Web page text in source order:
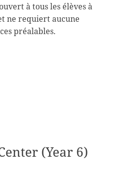
à tous les élèves à
ne requiert aucune
préalables.
(Year 6)